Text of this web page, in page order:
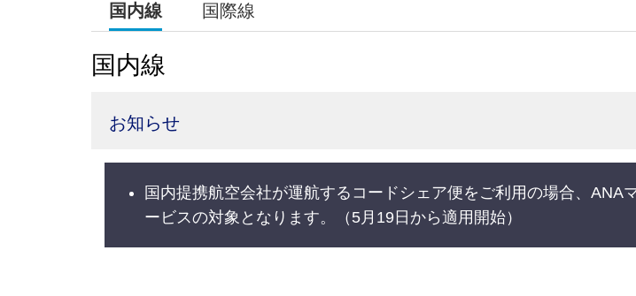
国内線 国際線
国内線
お知らせ
国内提携航空会社が運航するコードシェア便をご利用の場合、
ービスの対象となります。（5月19日から適用開始）